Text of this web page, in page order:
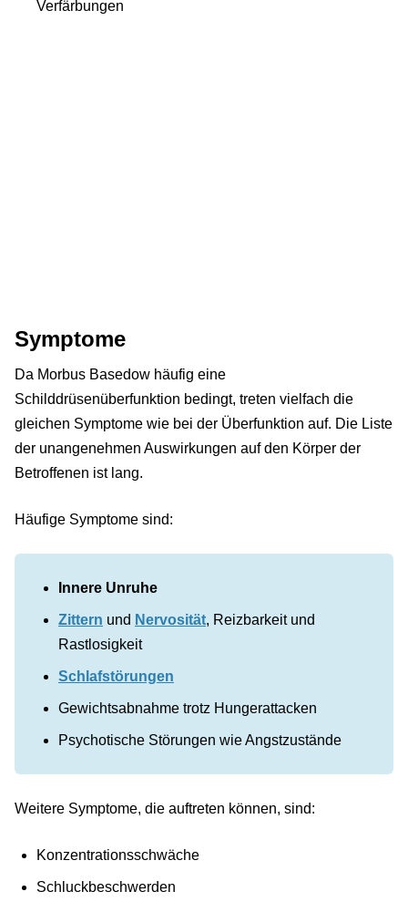
Verfärbungen
Symptome
Da Morbus Basedow häufig eine
Schilddrüsenüberfunktion bedingt, treten vielfach die
gleichen Symptome wie bei der Überfunktion auf. Die Liste
der unangenehmen Auswirkungen auf den Körper der
Betroffenen ist lang.
Häufige Symptome sind:
Innere Unruhe
Zittern und Nervosität, Reizbarkeit und
Rastlosigkeit
Schlafstörungen
Gewichtsabnahme trotz Hungerattacken
Psychotische Störungen wie Angstzustände
Weitere Symptome, die auftreten können, sind:
Konzentrationsschwäche
Schluckbeschwerden